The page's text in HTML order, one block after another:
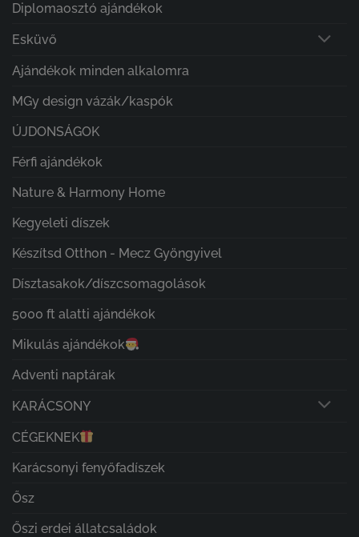
Diplomaosztó ajándékok
Esküvő
Ajándékok minden alkalomra
MGy design vázák/kaspók
ÚJDONSÁGOK
Férfi ajándékok
Nature & Harmony Home
Kegyeleti díszek
Készítsd Otthon - Mecz Gyöngyivel
Dísztasakok/díszcsomagolások
5000 ft alatti ajándékok
Mikulás ajándékok
Adventi naptárak
KARÁCSONY
CÉGEKNEK
Karácsonyi fenyőfadíszek
Ősz
Őszi erdei állatcsaládok